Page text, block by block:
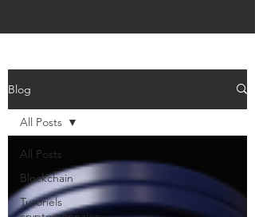
Blog
All Posts
Blockchain
Tutoriels
All Posts